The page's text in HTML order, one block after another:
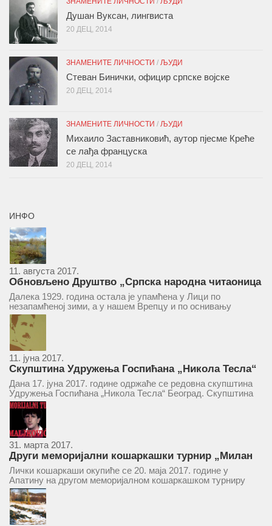
Душан Вуксан, лингвиста
20 ДЕЦ, 2014
ЗНАМЕНИТЕ ЛИЧНОСТИ / ЉУДИ
Стеван Бинички, официр српске војске
20 ДЕЦ, 2014
ЗНАМЕНИТЕ ЛИЧНОСТИ / ЉУДИ
Михаило Заставниковић, аутор пјесме Креће
се лађа француска
20 ДЕЦ, 2014
ИНФО
11. августа 2017.
Обновљено Друштво „Српска народна читаоница
и књижница“ у Врепцу
Далека 1929. година остала је упамћена у Лици по
незапамћеној зими, а у нашем Врепцу и по оснивању
Друштва „Српска народна читаоница и књижница у
Врепцу“. Потакнути потребом за културним и духовним
уздизањем група...
11. јуна 2017.
Скупштина Удружења Госпићана „Никола Тесла“
у суботу 17. јуна 2017.
Дана 17. јуна 2017. године одржаће се редовна скупштина
Удружења Госпићана „Никола Тесла“ Београд. Скупштина
ће се одржати у простору ресторана „Тесла“, Савски трг бр.
9 Београд, у 11 часова. За Скупштину је предложен...
31. марта 2017.
Други меморијални кошаркашки турнир „Милан
Маљковић Маљак“ у Апатину 20. маја 2017.
Лички кошаркаши окупиће се 20. маја 2017. године у
Апатину на другом меморијалном кошаркашком турниру
„Милан Маљковић Маљак“. Као и прошле године,
учествоваће екипе Госпића, Личког Осика, Плашког, као и
комбинована екипа кошаркаша из...